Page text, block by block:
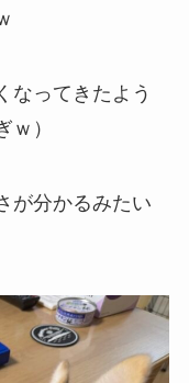
なってきたよう
）
が分かるみたい